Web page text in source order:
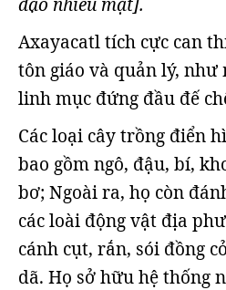
Axayacatl tích cực can
tôn giáo và quản lý,
linh mục đứng đầu đế
Các loại cây trồng điển
bao gồm ngô, đậu, bí,
bơ; Ngoài ra, họ còn
các loài động vật địa
cánh cụt, rắn, sói đồng
dã. Họ sở hữu hệ thống